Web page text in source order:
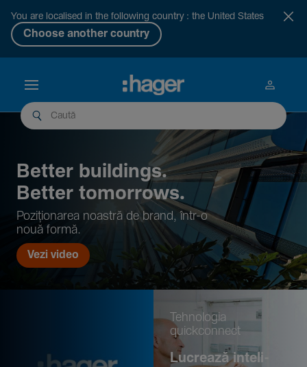
You are localised in the following country : the United States
Choose another country
Better buil­dings.
Better tomor­rows.
Pozi­țio­narea noastră de brand, într-o
nouă formă.
Vezi video
Tehno­logia
quickconnect
Lucrează inte­li­